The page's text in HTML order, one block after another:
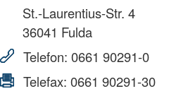
St.-Laurentius-Str. 4
36041 Fulda
Telefon: 0661 90291-0
Telefax: 0661 90291-30